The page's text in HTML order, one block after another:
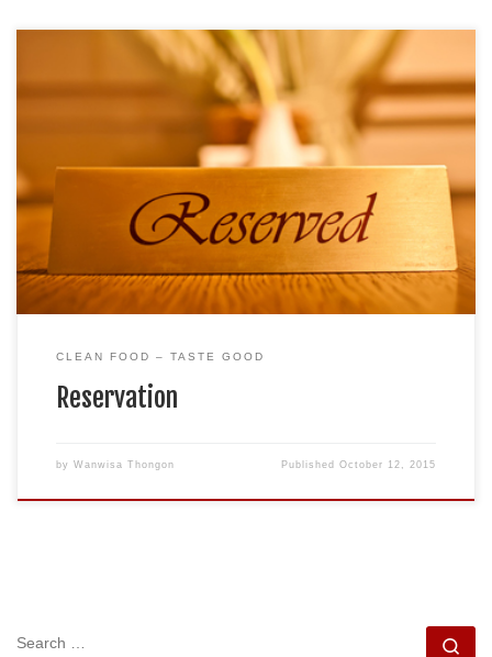
Tel : 02-2452352,02-2450040,02-6445037 แผนที่พงหลี
CLEAN FOOD – TASTE GOOD
Reservation
by Wanwisa Thongon PublishedOctober 12, 2015
SEARCH